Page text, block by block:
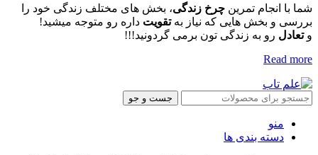
شما با انجام تمرین چرخ زندگی، بخش های مختلف زندگی خود را
بررسی و بخش هایی که نیاز بهتقویت داره رو متوجه میشید!
وتعادل رو به زندگی تون برمی گردونید!!!
Read more
جست و جو
منو
دسته بندی ها